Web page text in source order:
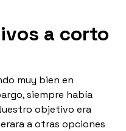
a corto
muy bien en
siempre había
objetivo era
a otras opciones